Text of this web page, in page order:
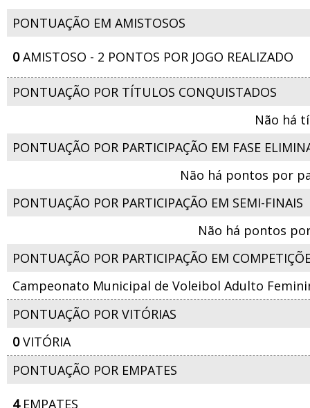
PONTUAÇÃO EM AMISTOSOS
0AMISTOSO - 2 PONTOS POR JOGO REALIZADO
PONTUAÇÃO POR TÍTULOS CONQUISTADOS
Não há
PONTUAÇÃO POR PARTICIPAÇÃO EM FASE
Não há pontos por
PONTUAÇÃO POR PARTICIPAÇÃO EM SEMI-FINAIS
Não há pontos
PONTUAÇÃO POR PARTICIPAÇÃO EM
Campeonato Municipal de Voleibol Adulto
PONTUAÇÃO POR VITÓRIAS
0VITÓRIA
PONTUAÇÃO POR EMPATES
4EMPATES